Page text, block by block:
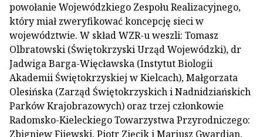
powołanie Wojewódzkiego Zespołu Realizacyjnego,
który miał zweryfikować koncepcję sieci w
województwie. W skład WZR-u weszli: Tomasz
Olbratowski (Świętokrzyski Urząd Wojewódzki), dr
Jadwiga Barga-Więcławska (Instytut Biologii
Akademii Świętokrzyskiej w Kielcach), Małgorzata
Olesińska (Zarząd Świętokrzyskich i Nadnidziańskich
Parków Krajobrazowych) oraz trzej członkowie
Radomsko-Kieleckiego Towarzystwa Przyrodniczego:
Zbigniew Fijewski, Piotr Zięcik i Mariusz Gwardian.